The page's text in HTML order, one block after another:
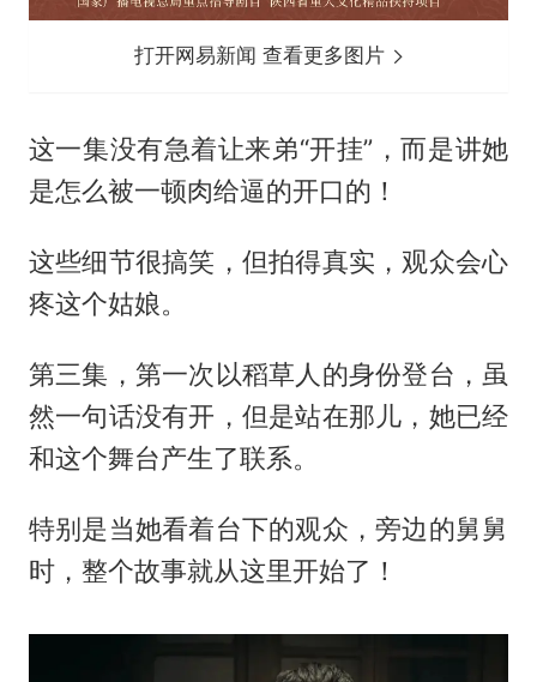
打开网易新闻 查看更多图片
这一集没有急着让来弟“开挂”，而是讲她
是怎么被一顿肉给逼的开口的！
这些细节很搞笑，但拍得真实，观众会心
疼这个姑娘。
第三集，第一次以稻草人的身份登台，虽
然一句话没有开，但是站在那儿，她已经
和这个舞台产生了联系。
特别是当她看着台下的观众，旁边的舅舅
时，整个故事就从这里开始了！